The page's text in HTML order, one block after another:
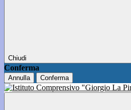
Chiudi
Conferma
Annulla Conferma